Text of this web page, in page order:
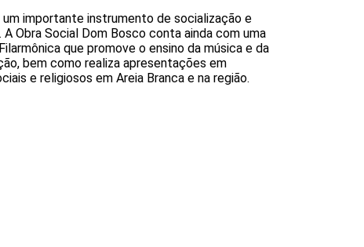
um importante instrumento de socialização e
A Obra Social Dom Bosco conta ainda com uma
que promove o ensino da música e da
bem como realiza apresentações em
e religiosos em Areia Branca e na região.